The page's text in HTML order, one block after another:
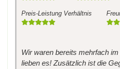
Preis-Leistung Verhältnis
Wir waren bereits mehrfach
lieben es! Zusätzlich ist die